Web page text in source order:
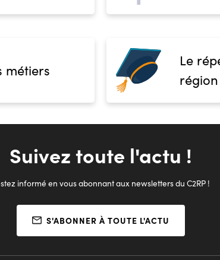
métiers
Le
région
Suivez toute l'actu !
informé en vous abonnant aux newsletters du C2RP !
S'ABONNER À TOUTE L'ACTU